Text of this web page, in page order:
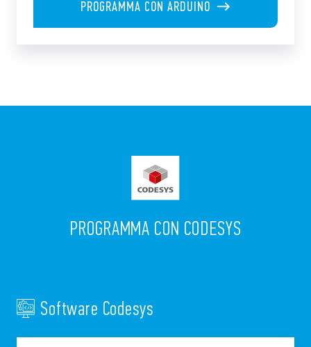
PROGRAMMA CON ARDUINO
PROGRAMMA CON CODESYS
Software Codesys